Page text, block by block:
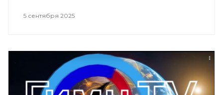
5 сентября 2025